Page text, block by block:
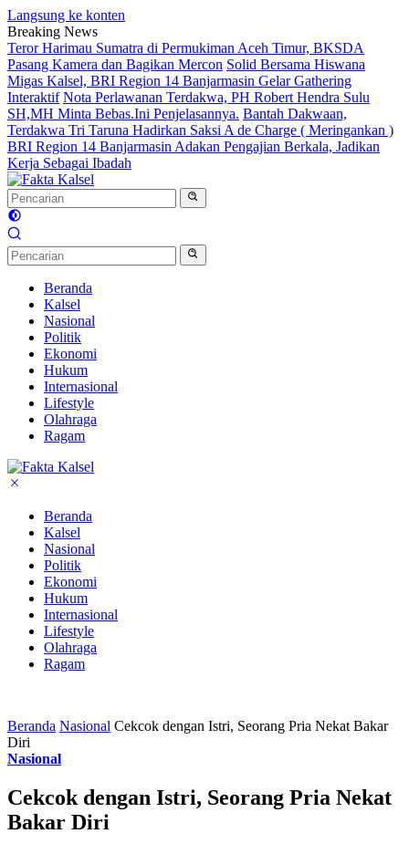
Langsung ke konten
Breaking News
Teror Harimau Sumatra di Permukiman Aceh Timur, BKSDA
Pasang Kamera dan Bagikan Mercon Solid Bersama Hiswana
Migas Kalsel, BRI Region 14 Banjarmasin Gelar Gathering
Interaktif Nota Perlawanan Terdakwa, PH Robert Hendra Sulu
SH,MH Minta Bebas.Ini Penjelasannya. Bantah Dakwaan,
Terdakwa Tri Taruna Hadirkan Saksi A de Charge ( Meringankan )
BRI Region 14 Banjarmasin Adakan Pengajian Berkala, Jadikan
Kerja Sebagai Ibadah
Beranda
Kalsel
Nasional
Politik
Ekonomi
Hukum
Internasional
Lifestyle
Olahraga
Ragam
Beranda
Kalsel
Nasional
Politik
Ekonomi
Hukum
Internasional
Lifestyle
Olahraga
Ragam
Beranda Nasional Cekcok dengan Istri, Seorang Pria Nekat Bakar
Diri
Nasional
Cekcok dengan Istri, Seorang Pria Nekat
Bakar Diri